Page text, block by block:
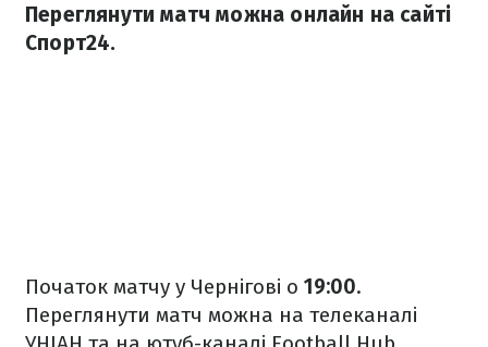
Переглянути матч можна онлайн на сайті
Спорт24.
Початок матчу у Чернігові о 19:00.
Переглянути матч можна на телеканалі